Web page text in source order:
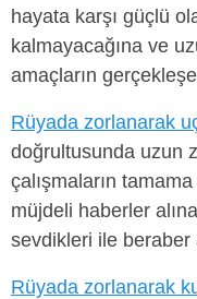
hayata karşı güçlü
kalmayacağına ve
amaçların
Rüyada zorlanarak
doğrultusunda uzun
çalışmaların
müjdeli haberler
sevdikleri ile beraber
Rüyada zorlanarak